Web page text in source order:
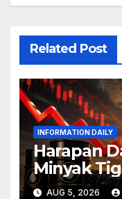
Related Post
INFORMATION DAILY
Harapan
Minyak
AUG 5, 2026